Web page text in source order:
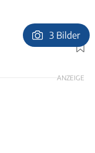
Foto: Christian Prager
3 Bilder
ANZEIGE